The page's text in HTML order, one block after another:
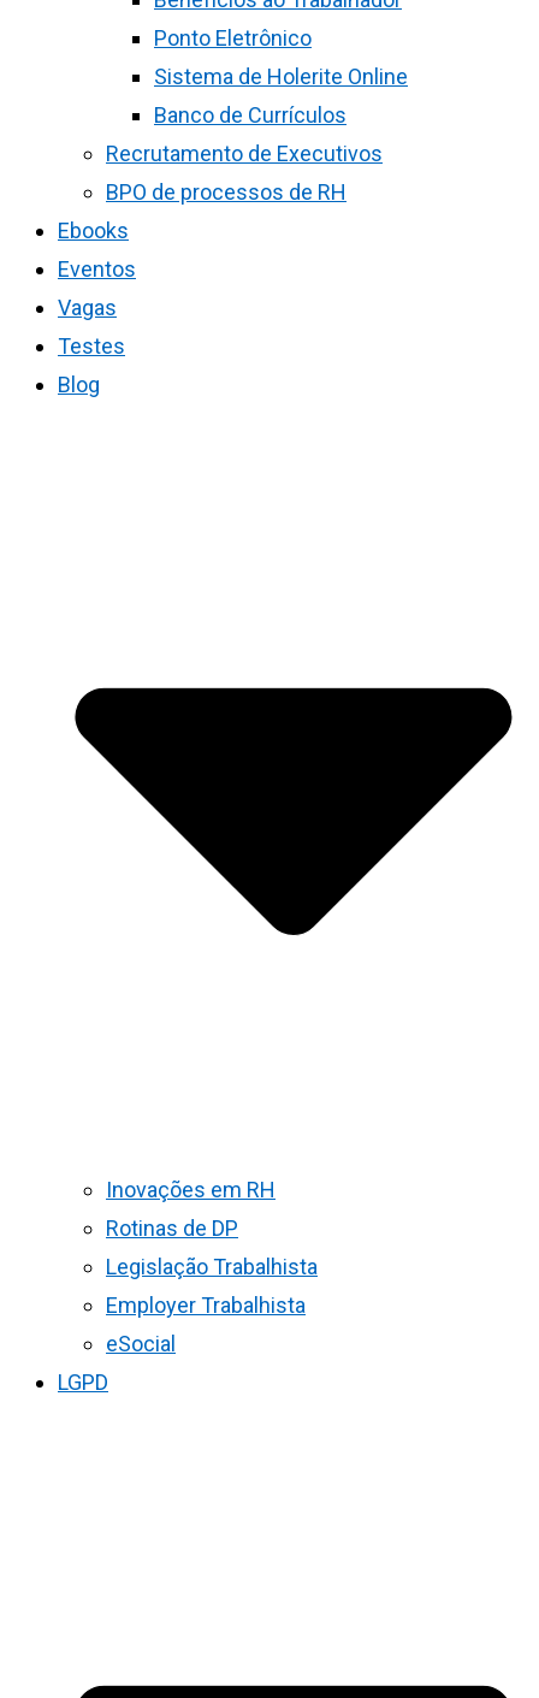
Ponto Eletrônico
Sistema de Holerite Online
Banco de Currículos
Recrutamento de Executivos
BPO de processos de RH
Ebooks
Eventos
Vagas
Testes
Blog
Inovações em RH
Rotinas de DP
Legislação Trabalhista
Employer Trabalhista
eSocial
LGPD